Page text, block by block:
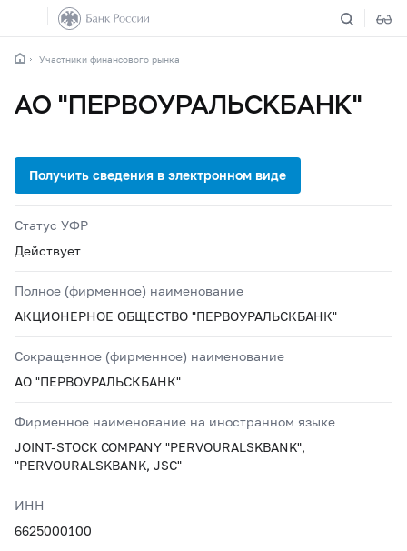
Участники финансового рынка
АО "ПЕРВОУРАЛЬСКБАНК"
Статус УФР
Действует
Полное (фирменное) наименование
АКЦИОНЕРНОЕ ОБЩЕСТВО "ПЕРВОУРАЛЬСКБАНК"
Сокращенное (фирменное) наименование
АО "ПЕРВОУРАЛЬСКБАНК"
Фирменное наименование на иностранном языке
JOINT-STOCK COMPANY "PERVOURALSKBANK",
"PERVOURALSKBANK, JSC"
ИНН
6625000100